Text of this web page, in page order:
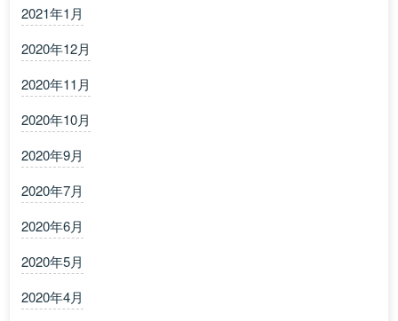
2021年1月
2020年12月
2020年11月
2020年10月
2020年9月
2020年7月
2020年6月
2020年5月
2020年4月